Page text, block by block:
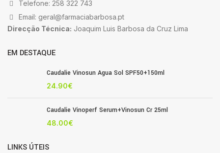
Telefone: 258 322 743
Email: geral@farmaciabarbosa.pt
Direcção Técnica: Joaquim Luis Barbosa da Cruz Lima
EM DESTAQUE
Caudalie Vinosun Agua Sol SPF50+150ml
24.90€
Caudalie Vinoperf Serum+Vinosun Cr 25ml
48.00€
LINKS ÚTEIS